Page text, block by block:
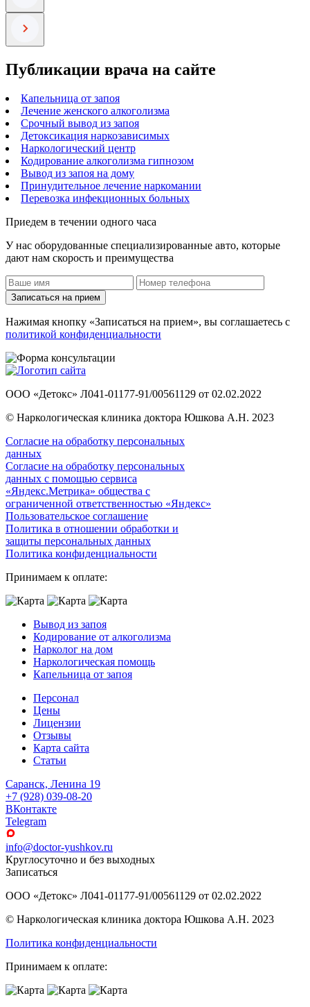
Публикации врача на сайте
Капельница от запоя
Лечение женского алкоголизма
Срочный вывод из запоя
Детоксикация наркозависимых
Наркологический центр
Кодирование алкоголизма гипнозом
Вывод из запоя на дому
Принудительное лечение наркомании
Перевозка инфекционных больных
Приедем в течении одного часа
У нас оборудованные специализированные авто, которые
дают нам скорость и преимущества
Записаться на прием
Нажимая кнопку «Записаться на прием», вы соглашаетесь с
политикой конфиденциальности
ООО «Детокс» Л041-01177-91/00561129 от 02.02.2022
© Наркологическая клиника доктора Юшкова А.Н. 2023
Согласие на обработку персональных
данных
Согласие на обработку персональных
данных с помощью сервиса
«Яндекс.Метрика» общества с
ограниченной ответственностью «Яндекс»
Пользовательское соглашение
Политика в отношении обработки и
защиты персональных данных
Политика конфиденциальности
Принимаем к оплате:
Вывод из запоя
Кодирование от алкоголизма
Нарколог на дом
Наркологическая помощь
Капельница от запоя
Персонал
Цены
Лицензии
Отзывы
Карта сайта
Статьи
Саранск, Ленина 19
+7 (928) 039-08-20
ВКонтакте
Telegram
info@doctor-yushkov.ru
Круглосуточно и без выходных
Записаться
ООО «Детокс» Л041-01177-91/00561129 от 02.02.2022
© Наркологическая клиника доктора Юшкова А.Н. 2023
Политика конфиденциальности
Принимаем к оплате: